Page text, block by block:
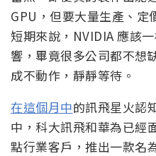
GPU，但要大量生產、定
短期來說，NVIDIA 應該
響，畢竟很多公司都不想
成不動作，靜靜等待。
在這個月中的訊飛星火認
中，科大訊飛和華為已經
點行業客戶，推出一款